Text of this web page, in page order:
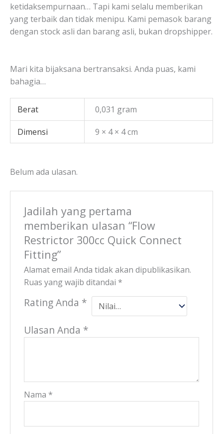
ketidaksempurnaan… Tapi kami selalu memberikan
yang terbaik dan tidak menipu. Kami pemasok barang
dengan stock asli dan barang asli, bukan dropshipper.
Mari kita bijaksana bertransaksi. Anda puas, kami
bahagia…
Berat 0,031 gram
Dimensi 9 × 4 × 4 cm
Belum ada ulasan.
Jadilah yang pertama
memberikan ulasan “Flow
Restrictor 300cc Quick Connect
Fitting”
Alamat email Anda tidak akan dipublikasikan.
Ruas yang wajib ditandai *
Rating Anda *
Ulasan Anda *
Nama *